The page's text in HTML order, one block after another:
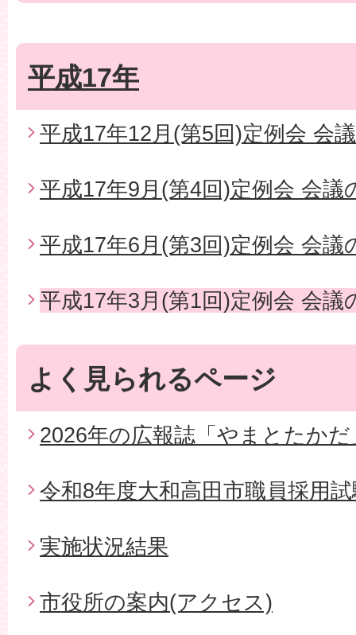
平成17年
平成17年12月(第5回)定例会 会
平成17年9月(第4回)定例会 会議
平成17年6月(第3回)定例会 会議
平成17年3月(第1回)定例会 会議
よく見られるページ
2026年の広報誌「やまとたかだ
令和8年度大和高田市職員採用
実施状況結果
市役所の案内(アクセス)